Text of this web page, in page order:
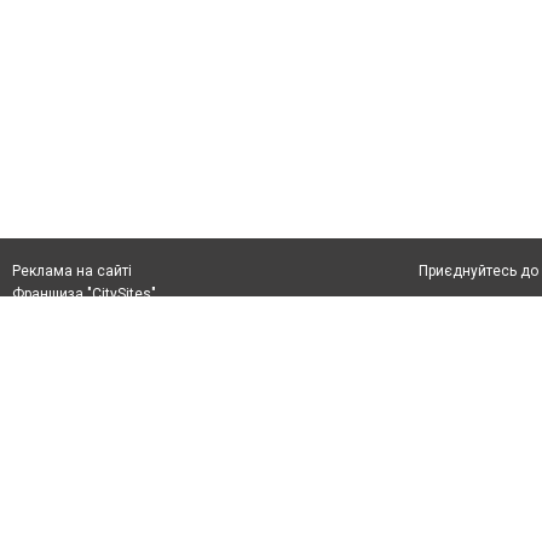
Реклама на сайті
Франшиза "CitySites"
Приєднуйтесь до